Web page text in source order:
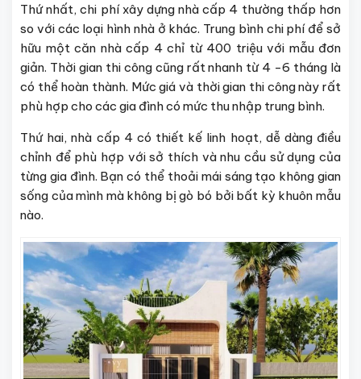
Thứ nhất, chi phí xây dựng nhà cấp 4 thường thấp hơn
so với các loại hình nhà ở khác. Trung bình chi phí để sở
hữu một căn nhà cấp 4 chỉ từ 400 triệu với mẫu đơn
giản. Thời gian thi công cũng rất nhanh từ 4 -6 tháng là
có thể hoàn thành. Mức giá và thời gian thi công này rất
phù hợp cho các gia đình có mức thu nhập trung bình.
Thứ hai, nhà cấp 4 có thiết kế linh hoạt, dễ dàng điều
chỉnh để phù hợp với sở thích và nhu cầu sử dụng của
từng gia đình. Bạn có thể thoải mái sáng tạo không gian
sống của mình mà không bị gò bó bởi bất kỳ khuôn mẫu
nào.